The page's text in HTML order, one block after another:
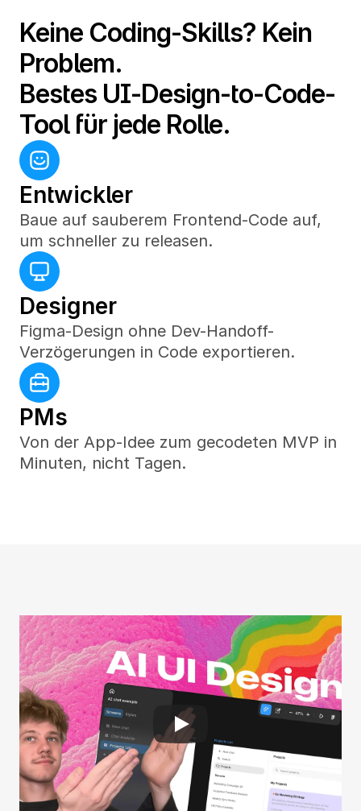
Keine Coding-Skills? Kein
Problem.
Bestes UI-Design-to-Code-
Tool für jede Rolle.
Entwickler
Baue auf sauberem Frontend-Code auf,
um schneller zu releasen.
Designer
Figma-Design ohne Dev-Handoff-
Verzögerungen in Code exportieren.
PMs
Von der App-Idee zum gecodeten MVP in
Minuten, nicht Tagen.